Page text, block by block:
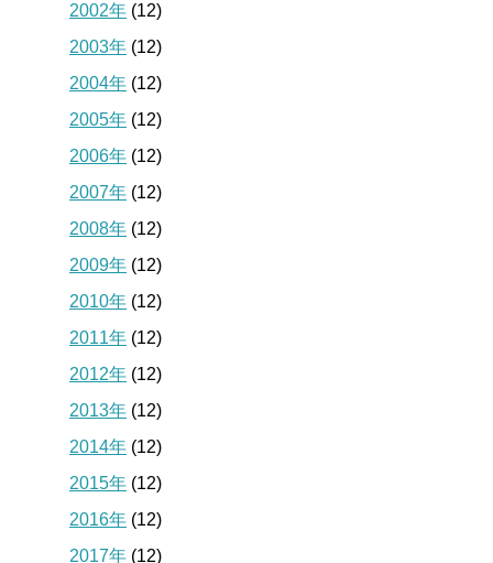
2002年 (12)
2003年 (12)
2004年 (12)
2005年 (12)
2006年 (12)
2007年 (12)
2008年 (12)
2009年 (12)
2010年 (12)
2011年 (12)
2012年 (12)
2013年 (12)
2014年 (12)
2015年 (12)
2016年 (12)
2017年 (12)